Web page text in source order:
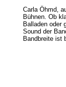
Carla Öhmd,
Bühnen. Ob
Balladen oder
Sound der
Bandbreite ist